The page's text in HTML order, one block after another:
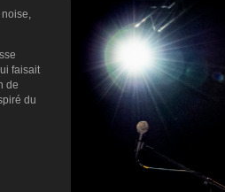
faisait
de
du